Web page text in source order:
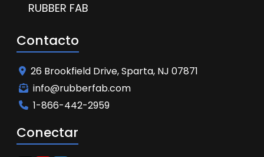
RUBBER FAB
Contacto
26 Brookfield Drive, Sparta, NJ 07871
info@rubberfab.com
1-866-442-2959
Conectar